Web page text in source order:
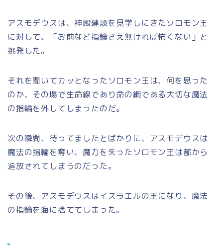
アスモデウスは、神殿建設を見学しにきたソロモン王
に対して、
「お前など指輪さえ無ければ怖くない」 と
挑発した。
それを聞いてカッとなったソロモン王は、何を思った
のか、その場で生命線であり命の綱である大切な魔法
の指輪を外してしまったのだ。
次の瞬間、待ってましたとばかりに、アスモデウスは
魔法の指輪を奪い、魔力を失ったソロモン王は都から
追放されてしまうのだった。
その後、アスモデウスはイスラエルの王になり、魔法
の指輪を海に捨ててしまった。